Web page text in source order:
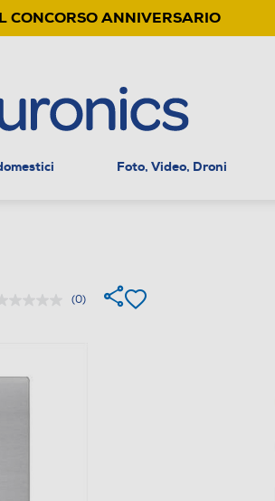
CONCORSO ANNIVERSARIO
Foto, Video, Droni
(0)